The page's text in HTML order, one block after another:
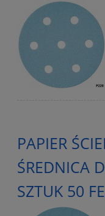
PAPIER
ŚREDNICA
SZTUK 50